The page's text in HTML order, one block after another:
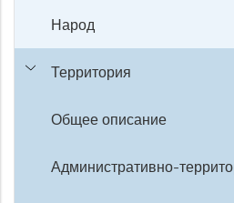
Народ
Территория
Общее описание
Административно-